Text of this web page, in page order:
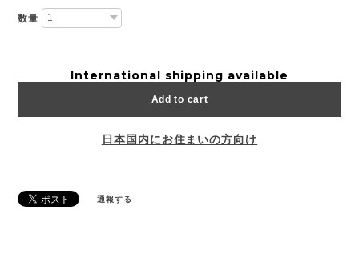
数量
International shipping available
Add to cart
日本国内にお住まいの方向け
通報する